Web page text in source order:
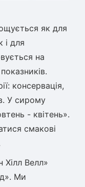
як для
і для
на
консервація,
У сирому
- квітень».
смакові
Хілл Велл»
Ми